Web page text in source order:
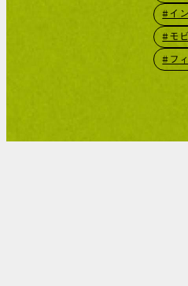
#イ
#モ
#フ